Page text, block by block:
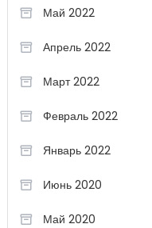
Май 2022
Апрель 2022
Март 2022
Февраль 2022
Январь 2022
Июнь 2020
Май 2020